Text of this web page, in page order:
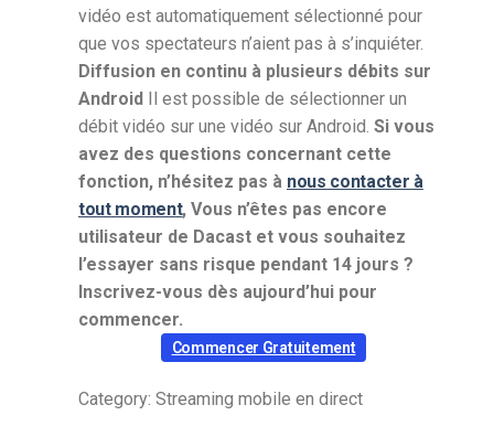
vidéo est automatiquement sélectionné pour
que vos spectateurs n’aient pas à s’inquiéter.
Diffusion en continu à plusieurs débits sur
Android Il est possible de sélectionner un
débit vidéo sur une vidéo sur Android. Si vous
avez des questions concernant cette
fonction, n’hésitez pas à nous contacter à
tout moment, Vous n’êtes pas encore
utilisateur de Dacast et vous souhaitez
l’essayer sans risque pendant 14 jours ?
Inscrivez-vous dès aujourd’hui pour
commencer.
Commencer Gratuitement
Category: Streaming mobile en direct